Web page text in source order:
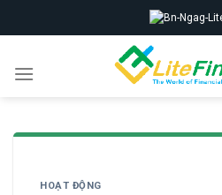
to
HOẠT ĐỘNG